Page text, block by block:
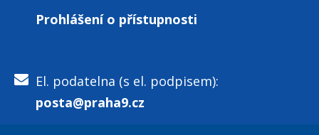
15. dubna 2026
2026
Prohlášení o přístupnosti
El. podatelna (s el. podpisem):
posta@praha9.cz